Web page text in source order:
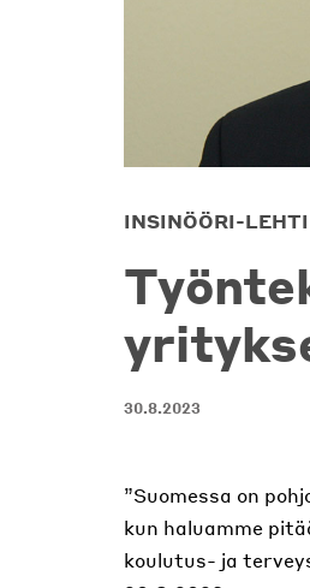
INSINÖÖRI-LEHTI
30.8.2023
”Suomessa on
kun haluamme
koulutus- ja